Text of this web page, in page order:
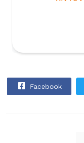
Facebook